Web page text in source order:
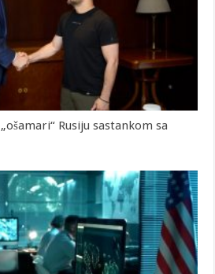
Rusiju sastankom sa